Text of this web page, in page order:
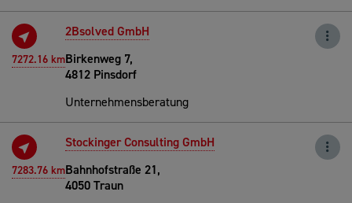
7272.16 km
2Bsolved GmbH
Birkenweg 7,
4812 Pinsdorf
Unternehmensberatung
7283.76 km
Stockinger Consulting GmbH
Bahnhofstraße 21,
4050 Traun